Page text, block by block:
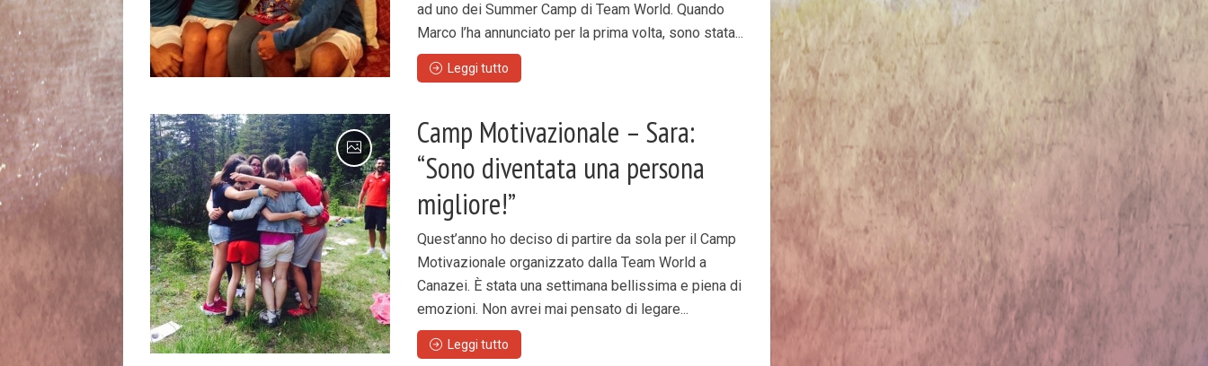
ad uno dei Summer Camp di Team World. Quando
Marco l’ha annunciato per la prima volta, sono stata...
Leggi tutto
Camp Motivazionale – Sara:
“Sono diventata una persona
migliore!”
Quest’anno ho deciso di partire da sola per il Camp
Motivazionale organizzato dalla Team World a
Canazei. È stata una settimana bellissima e piena di
emozioni. Non avrei mai pensato di legare...
Leggi tutto